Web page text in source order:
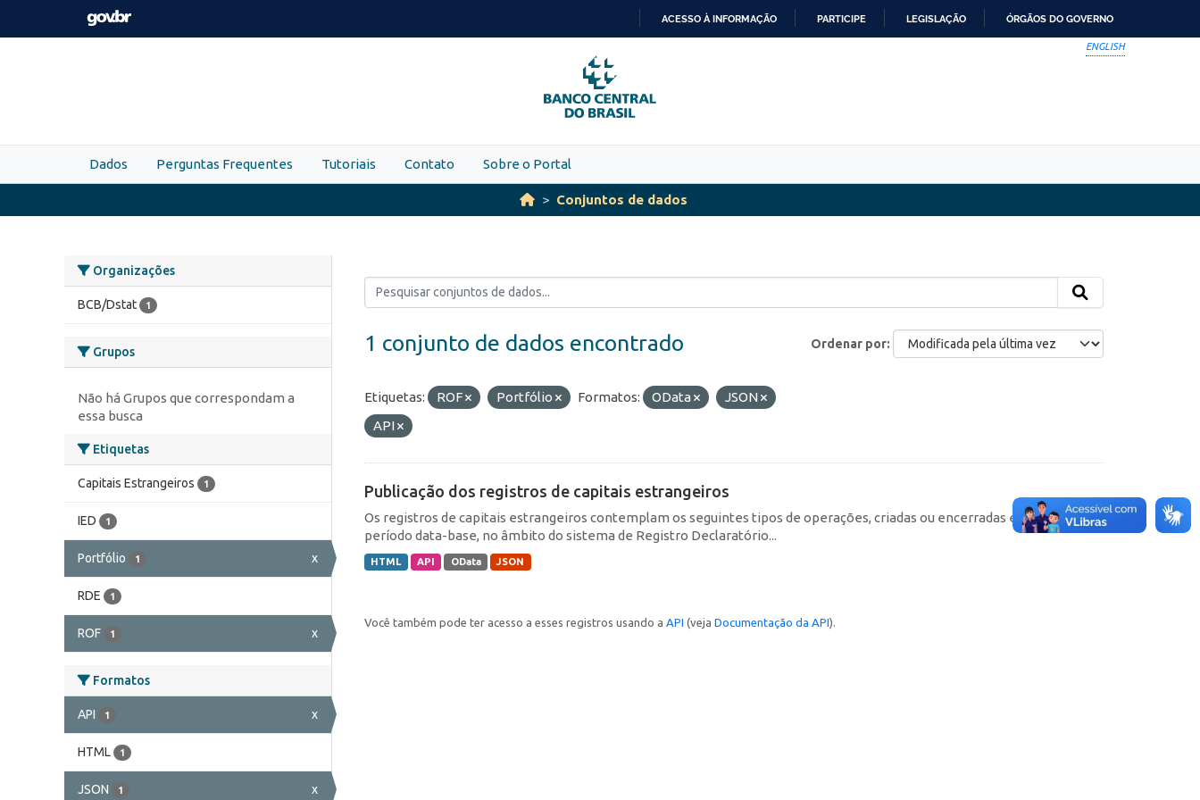
Skip to main content
PARA
O
CONTEÚDO
ACESSO À INFORMAÇÃO PARTICIPE LEGISLAÇÃO ÓRGÃOS DO GOVERNO
ENGLISH
Dados Perguntas Frequentes Tutoriais Contato Sobre o Portal
Conjuntos de dados
Organizações
BCB/Dstat 1
Grupos
Não há Grupos que correspondam a
essa busca
Etiquetas
Capitais Estrangeiros 1
IED 1
Portfólio 1 x
RDE 1
ROF 1 x
Formatos
API 1 x
HTML 1
JSON 1 x
Ordenar por
1 conjunto de dados encontrado
Etiquetas: ROF Portfólio Formatos: OData
JSON
API
Publicação dos registros de capitais estrangeiros
Os registros de capitais estrangeiros contemplam os seguintes tipos de operações, criadas ou encerradas em cada
período data-base, no âmbito do sistema de Registro Declaratório...
HTML API OData JSON
Você também pode ter acesso a esses registros usando a API (veja Documentação da API).